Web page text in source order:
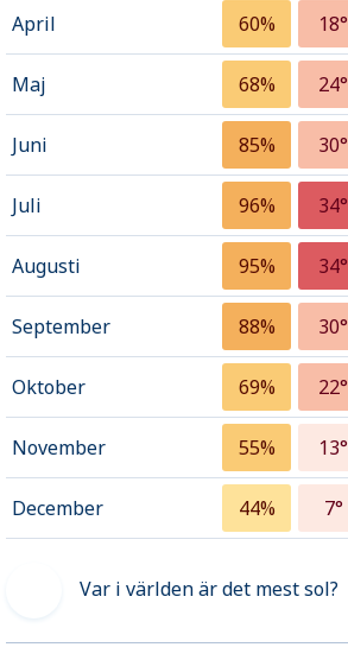
April 60% 18°
Maj 68% 24°
Juni 85% 30°
Juli 96% 34°
Augusti 95% 34°
September 88% 30°
Oktober 69% 22°
November 55% 13°
December 44% 7°
Var i världen är det mest sol?